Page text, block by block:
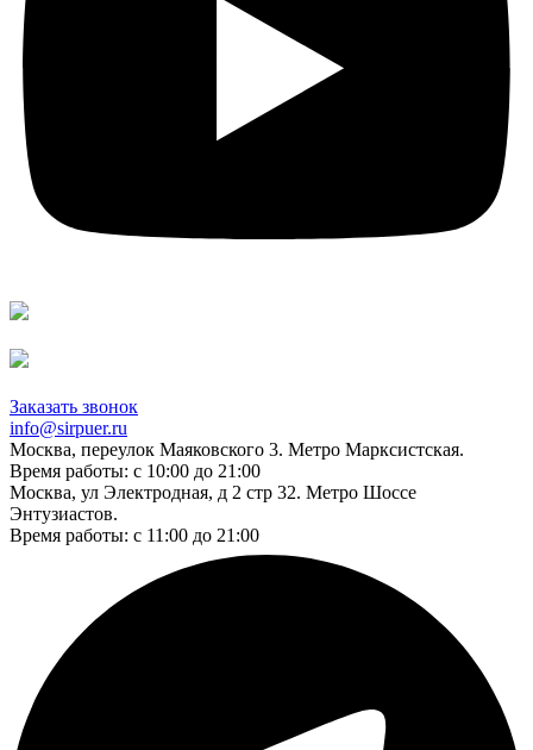
Заказать звонок
info@sirpuer.ru
Москва, переулок Маяковского 3. Метро Марксистская.
Время работы: с 10:00 до 21:00
Москва, ул Электродная, д 2 стр 32. Метро Шоссе
Энтузиастов.
Время работы: с 11:00 до 21:00